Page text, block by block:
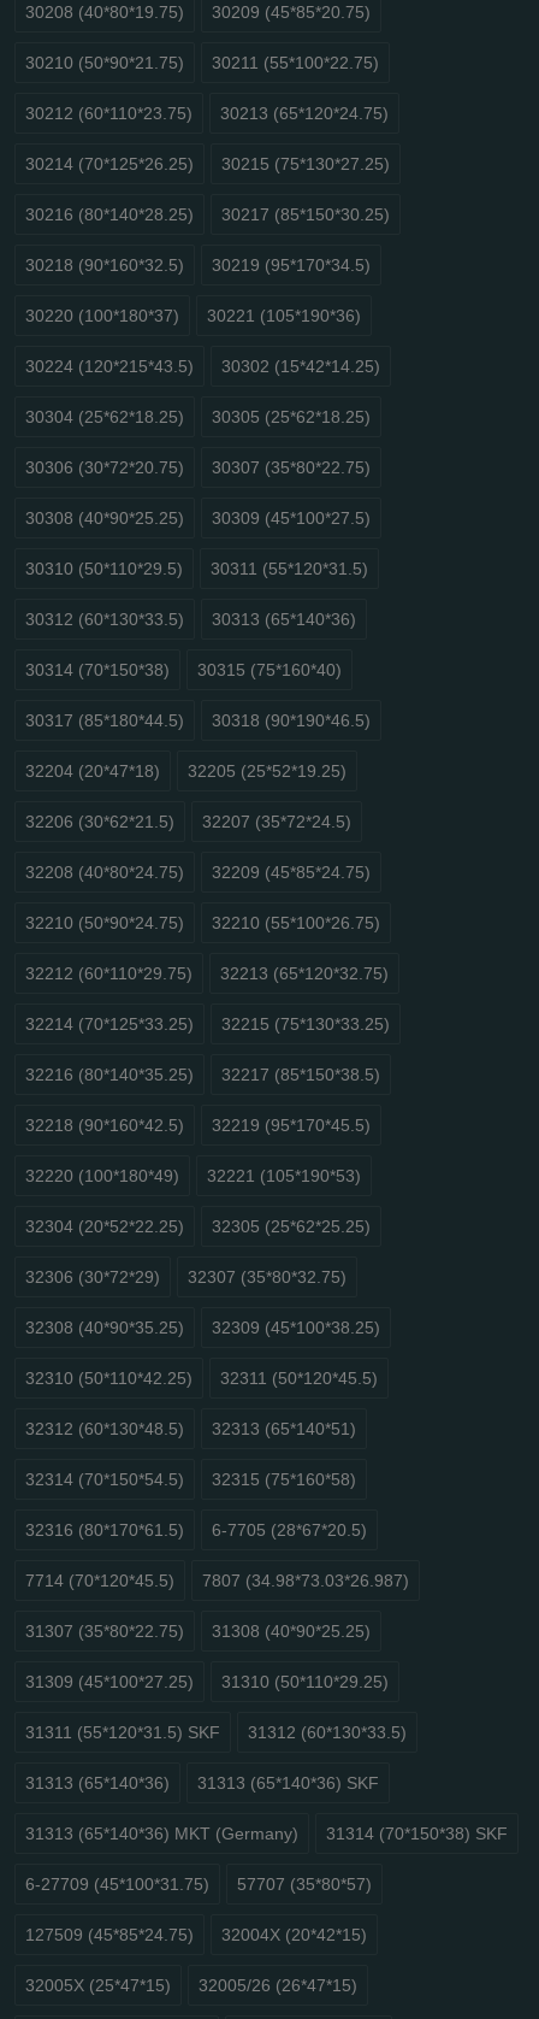
30208 (40*80*19.75) 30209 (45*85*20.75)
30210 (50*90*21.75) 30211 (55*100*22.75)
30212 (60*110*23.75) 30213 (65*120*24.75)
30214 (70*125*26.25) 30215 (75*130*27.25)
30216 (80*140*28.25) 30217 (85*150*30.25)
30218 (90*160*32.5) 30219 (95*170*34.5)
30220 (100*180*37) 30221 (105*190*36)
30224 (120*215*43.5) 30302 (15*42*14.25)
30304 (25*62*18.25) 30305 (25*62*18.25)
30306 (30*72*20.75) 30307 (35*80*22.75)
30308 (40*90*25.25) 30309 (45*100*27.5)
30310 (50*110*29.5) 30311 (55*120*31.5)
30312 (60*130*33.5) 30313 (65*140*36)
30314 (70*150*38) 30315 (75*160*40)
30317 (85*180*44.5) 30318 (90*190*46.5)
32204 (20*47*18) 32205 (25*52*19.25)
32206 (30*62*21.5) 32207 (35*72*24.5)
32208 (40*80*24.75) 32209 (45*85*24.75)
32210 (50*90*24.75) 32210 (55*100*26.75)
32212 (60*110*29.75) 32213 (65*120*32.75)
32214 (70*125*33.25) 32215 (75*130*33.25)
32216 (80*140*35.25) 32217 (85*150*38.5)
32218 (90*160*42.5) 32219 (95*170*45.5)
32220 (100*180*49) 32221 (105*190*53)
32304 (20*52*22.25) 32305 (25*62*25.25)
32306 (30*72*29) 32307 (35*80*32.75)
32308 (40*90*35.25) 32309 (45*100*38.25)
32310 (50*110*42.25) 32311 (50*120*45.5)
32312 (60*130*48.5) 32313 (65*140*51)
32314 (70*150*54.5) 32315 (75*160*58)
32316 (80*170*61.5) 6-7705 (28*67*20.5)
7714 (70*120*45.5) 7807 (34.98*73.03*26.987)
31307 (35*80*22.75) 31308 (40*90*25.25)
31309 (45*100*27.25) 31310 (50*110*29.25)
31311 (55*120*31.5) SKF 31312 (60*130*33.5)
31313 (65*140*36) 31313 (65*140*36) SKF
31313 (65*140*36) MKT (Germany) 31314 (70*150*38) SKF
6-27709 (45*100*31.75) 57707 (35*80*57)
127509 (45*85*24.75) 32004X (20*42*15)
32005X (25*47*15) 32005/26 (26*47*15)